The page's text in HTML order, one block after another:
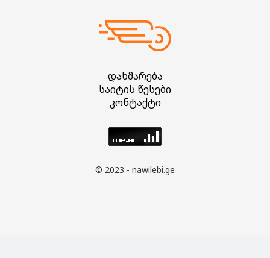
დახმარება
საიტის წესები
კონტაქტი
© 2023 - nawilebi.ge